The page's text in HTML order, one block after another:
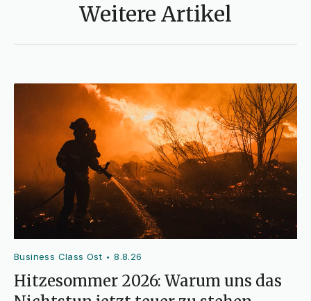
Weitere Artikel
Business Class Ost •8.8.26
Hitzesommer 2026: Warum uns das